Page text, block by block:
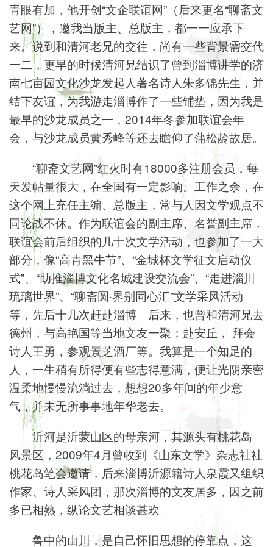
青眼有加，他开创“文企联谊网”（后来更名“聊斋文
艺网”），邀我当版主、总版主，都一一应承下
来。说到和清河老兄的交往，尚有一些背景需交代
一二，更早的时候清河兄结识了曾到淄博讲学的济
南七亩园文化沙龙发起人著名诗人朱多锦先生，并
结下友谊，为我游走淄博作了一些铺垫，因为我是
最早的沙龙成员之一，2014年冬参加联谊会年
会，与沙龙成员黄秀峰等还去瞻仰了蒲松龄故居。
“聊斋文艺网”红火时有18000多注册会员，每
天发帖量很大，在全国有一定影响。工作之余，在
这个网上充任主编、总版主，常与人因文学观点不
同论战不休。作为联谊会的副主席、名誉副主席，
联谊会前后组织的几十次文学活动，也参加了一大
部分，像“高青黑牛节”、“金城杯文学征文启动仪
式”、“助推淄博文化名城建设交流会”、“走进淄川
琉璃世界”、“聊斋圆·界别同心汇”文学采风活动
等，先后十几次赶赴淄博。后来，也曾和清河兄去
德州，与高艳国等当地文友一聚；赴安丘， 拜会
诗人王勇，参观景芝酒厂等。我算是一个知足的
人，一生稍有所得便有些志得意满，便让光阴亲密
温柔地慢慢流淌过去，想想20多年间的年少意
气，并未无所事事地年华老去。
沂河是沂蒙山区的母亲河，其源头有桃花岛
风景区，2009年4月曾收到《山东文学》杂志社社
桃花岛笔会邀请，后来淄博沂源籍诗人泉霞又组织
作家、诗人采风团，那次淄博的文友居多，因之前
多已相熟，纵论文艺相谈甚欢。
鲁中的山川，是自己怀旧思想的停靠点，这